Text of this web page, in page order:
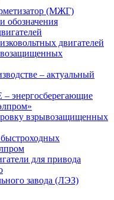
(МЖГ)
обозначения
двигателей
– актуальный
– энергосберегающие
взрывозащищенных
для привода
завода (ЛЭЗ)